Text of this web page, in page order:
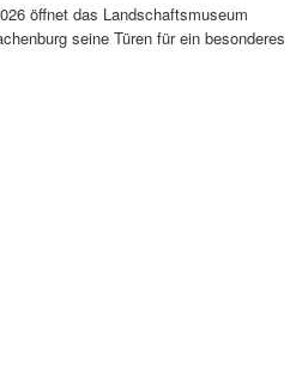
öffnet das Landschaftsmuseum
seine Türen für ein besonderes